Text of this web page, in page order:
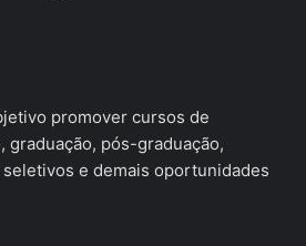
promover cursos de
graduação, pós-graduação,
e demais oportunidades